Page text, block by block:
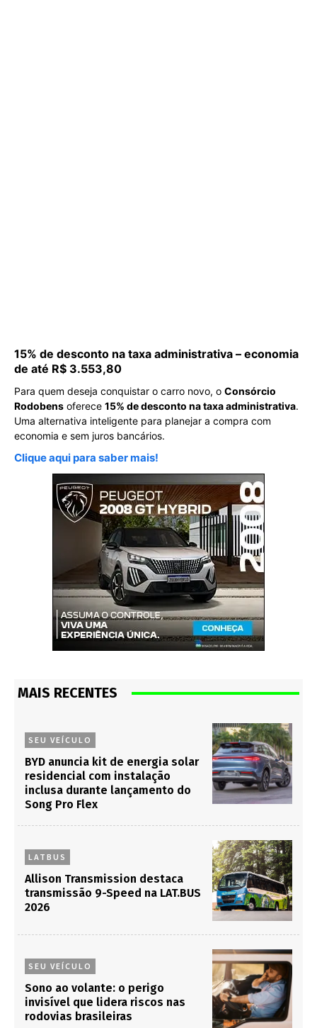
15% de desconto na taxa administrativa – economia
de até R$ 3.553,80
Para quem deseja conquistar o carro novo, o Consórcio
Rodobens oferece 15% de desconto na taxa administrativa.
Uma alternativa inteligente para planejar a compra com
economia e sem juros bancários.
Clique aqui para saber mais!
MAIS RECENTES
SEU VEÍCULO
BYD anuncia kit de energia solar
residencial com instalação
inclusa durante lançamento do
Song Pro Flex
LATBUS
Allison Transmission destaca
transmissão 9-Speed na LAT.BUS
2026
SEU VEÍCULO
Sono ao volante: o perigo
invisível que lidera riscos nas
rodovias brasileiras